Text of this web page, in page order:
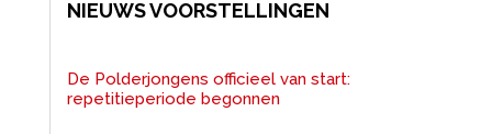
NIEUWS VOORSTELLINGEN
De Polderjongens officieel van start:
repetitieperiode begonnen